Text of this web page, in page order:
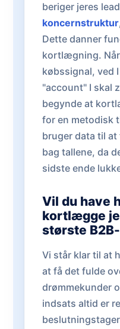
beriger jeres
koncernstruktur
Dette danner
kortlægning.
købssignal, ved
"account" I skal
begynde at
for en metodisk
bruger data til
bag tallene, da
sidste ende
Vil du have
kortlægge
største
Vi står klar til at
at få det fulde
drømmekunder
indsats altid er